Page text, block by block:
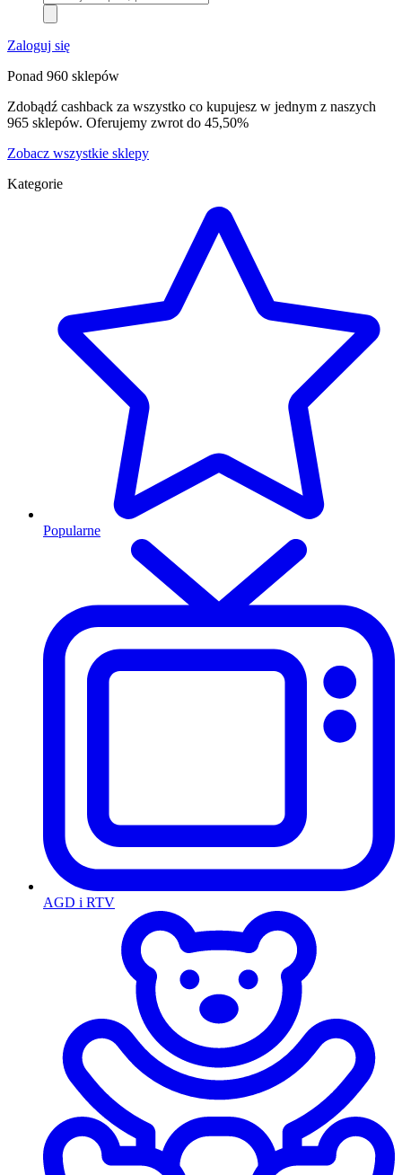
sklepów,
produktów
i
kategorii
Zaloguj się
Ponad 960 sklepów
Zdobądź cashback za wszystko co kupujesz w jednym z naszych
965 sklepów. Oferujemy zwrot do 45,50%
Zobacz wszystkie sklepy
Kategorie
Popularne
AGD i RTV